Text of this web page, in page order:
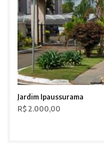
Jardim Ipaussurama
R$ 2.000,00